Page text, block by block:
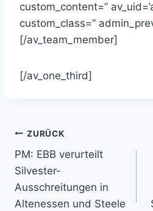
custom_content=”
custom_class=”
[/av_team_member]
[/av_one_third]
ZURÜCK
PM: EBB verurteilt
Silvester-
Ausschreitungen in
Altenessen und Steele